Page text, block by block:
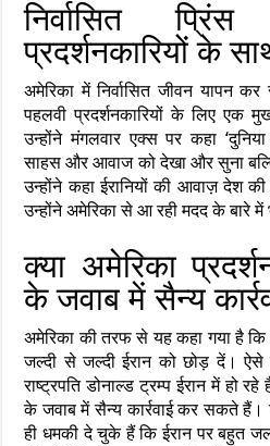
निर्वासित
प्रदर्शनकारियों के
अमेरिका में निर्वासित जीवन यापन
पहलवी प्रदर्शनकारियों के लिए
उन्होंने मंगलवार एक्स पर कहा
साहस और आवाज को देखा और सुना
उन्होंने कहा ईरानियों की आवाज़ देश
उन्होंने अमेरिका से आ रही मदद के बारे में
क्या अमेरिका
के जवाब में सैन्य
अमेरिका की तरफ से यह कहा गया है कि
जल्दी से जल्दी ईरान को छोड़ दें। ऐसे
राष्ट्रपति डोनाल्ड ट्रम्प ईरान में हो रहे
के जवाब में सैन्य कार्रवाई कर सकते हैं।
ही धमकी दे चुके हैं कि ईरान पर बहुत